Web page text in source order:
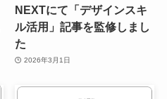
NEXTにて「デザインスキ
ル活用」記事を監修しまし
た
2026年3月1日